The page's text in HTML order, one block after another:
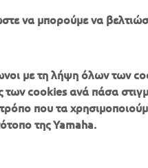
SUPPORT
να μπορούμε να
με τη λήψη όλων των
των cookies ανά πάσα
που τα
της Yamaha.